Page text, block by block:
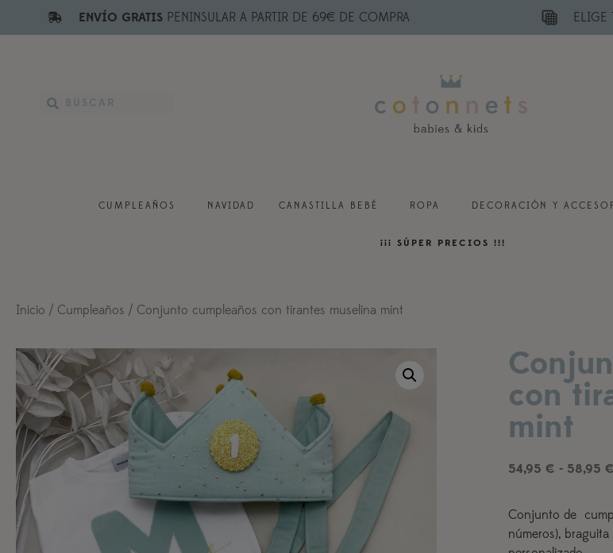
ENVÍO GRATISPENINSULAR A PARTIR DE 69€ DE COMPRA ELIGE
CUMPLEAÑOS NAVIDAD CANASTILLA BEBÉ ROPA DECORACIÓN Y
¡¡¡ SÚPER PRECIOS !!!
Inicio / Cumpleaños / Conjunto cumpleaños con tirantes muselina mint
con
mint
54,95 € - 58,95 €
Conjunto de
números),